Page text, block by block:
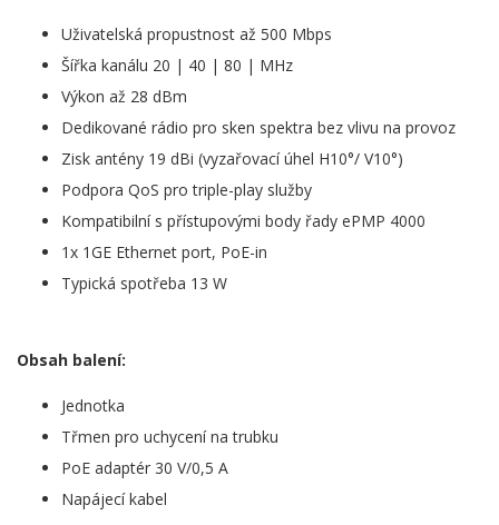
Uživatelská propustnost až 500 Mbps
Šířka kanálu 20 | 40 | 80 | MHz
Výkon až 28 dBm
Dedikované rádio pro sken spektra bez vlivu na provoz
Zisk antény 19 dBi (vyzařovací úhel H10°/ V10°)
Podpora QoS pro triple-play služby
Kompatibilní s přístupovými body řady ePMP 4000
1x 1GE Ethernet port, PoE-in
Typická spotřeba 13 W
Obsah balení:
Jednotka
Třmen pro uchycení na trubku
PoE adaptér 30 V/0,5 A
Napájecí kabel